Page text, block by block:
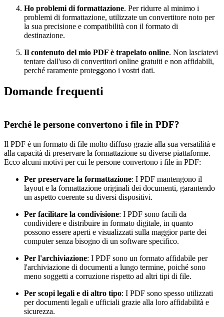
Ho problemi di formattazione. Per ridurre al minimo i
problemi di formattazione, utilizzate un convertitore noto per
la sua precisione e compatibilità con il formato di
destinazione.
Il contenuto del mio PDF è trapelato online. Non lasciatevi
tentare dall'uso di convertitori online gratuiti e non affidabili,
perché raramente proteggono i vostri dati.
Domande frequenti
Perché le persone convertono i file in PDF?
Il PDF è un formato di file molto diffuso grazie alla sua versatilità e
alla capacità di preservare la formattazione su diverse piattaforme.
Ecco alcuni motivi per cui le persone convertono i file in PDF:
Per preservare la formattazione: I PDF mantengono il
layout e la formattazione originali dei documenti, garantendo
un aspetto coerente su diversi dispositivi.
Per facilitare la condivisione: I PDF sono facili da
condividere e distribuire in formato digitale, in quanto
possono essere aperti e visualizzati sulla maggior parte dei
computer senza bisogno di un software specifico.
Per l'archiviazione: I PDF sono un formato affidabile per
l'archiviazione di documenti a lungo termine, poiché sono
meno soggetti a corruzione rispetto ad altri tipi di file.
Per scopi legali e di altro tipo: I PDF sono spesso utilizzati
per documenti legali e ufficiali grazie alla loro affidabilità e
sicurezza.